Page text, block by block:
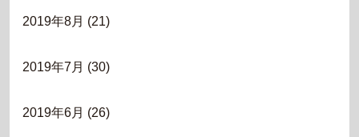
2019年8月 (21)
2019年7月 (30)
2019年6月 (26)